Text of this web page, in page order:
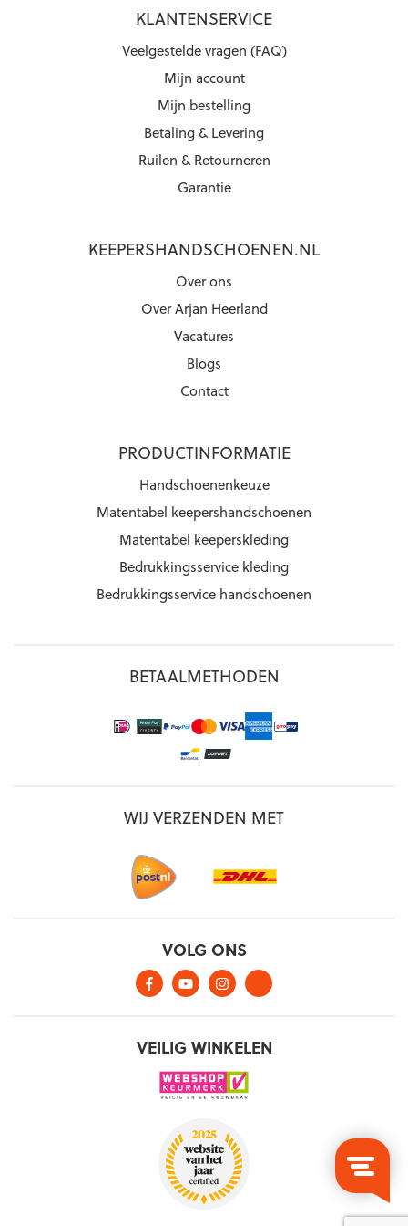
KLANTENSERVICE
Veelgestelde vragen (FAQ)
Mijn account
Mijn bestelling
Betaling & Levering
Ruilen & Retourneren
Garantie
KEEPERSHANDSCHOENEN.NL
Over ons
Over Arjan Heerland
Vacatures
Blogs
Contact
PRODUCTINFORMATIE
Handschoenenkeuze
Matentabel keepershandschoenen
Matentabel keeperskleding
Bedrukkingsservice kleding
Bedrukkingsservice handschoenen
BETAALMETHODEN
WIJ VERZENDEN MET